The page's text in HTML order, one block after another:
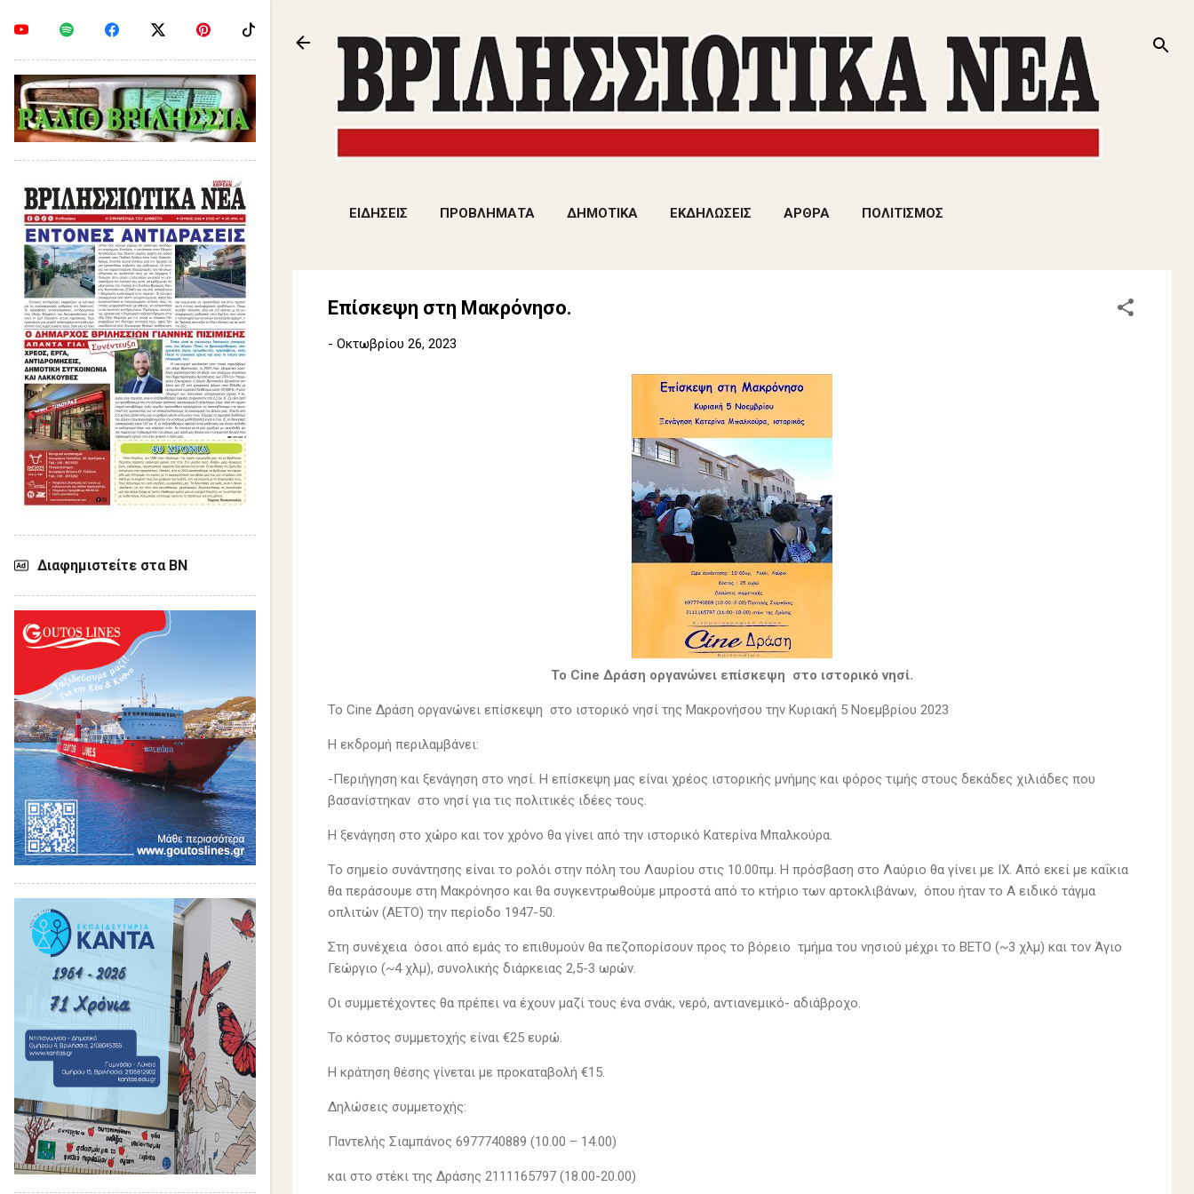
ΕΙΔΗΣΕΙΣ ΠΡΟΒΛΗΜΑΤΑ ΔΗΜΟΤΙΚΑ ΕΚΔΗΛΩΣΕΙΣ ΑΡΘΡΑ ΠΟΛΙΤΙΣΜΟΣ
Επίσκεψη στη Μακρόνησο.
- Οκτωβρίου 26, 2023
Το Cine Δράση οργανώνει επίσκεψη στο ιστορικό νησί.
Το Cine Δράση οργανώνει επίσκεψη στο ιστορικό νησί της Μακρονήσου την Κυριακή 5 Νοεμβρίου 2023
Η εκδρομή περιλαμβάνει:
-Περιήγηση και ξενάγηση στο νησί. Η επίσκεψη μας είναι χρέος ιστορικής μνήμης και φόρος τιμής στους δεκάδες χιλιάδες που
βασανίστηκαν στο νησί για τις πολιτικές ιδέες τους.
Η ξενάγηση στο χώρο και τον χρόνο θα γίνει από την ιστορικό Κατερίνα Μπαλκούρα.
Το σημείο συνάντησης είναι το ρολόι στην πόλη του Λαυρίου στις 10.00πμ. Η πρόσβαση στο Λαύριο θα γίνει με ΙΧ. Από εκεί με καΐκια
θα περάσουμε στη Μακρόνησο και θα συγκεντρωθούμε μπροστά από το κτήριο των αρτοκλιβάνων, όπου ήταν το Α ειδικό τάγμα
οπλιτών (ΑΕΤΟ) την περίοδο 1947-50.
Στη συνέχεια όσοι από εμάς το επιθυμούν θα πεζοπορίσουν προς το βόρειο τμήμα του νησιού μέχρι το ΒΕΤΟ (~3 χλμ) και τον Άγιο
Γεώργιο (~4 χλμ), συνολικής διάρκειας 2,5-3 ωρών.
Οι συμμετέχοντες θα πρέπει να έχουν μαζί τους ένα σνάκ, νερό, αντιανεμικό- αδιάβροχο.
Το κόστος συμμετοχής είναι €25 ευρώ.
Η κράτηση θέσης γίνεται με προκαταβολή €15.
Δηλώσεις συμμετοχής:
Παντελής Σιαμπάνος 6977740889 (10.00 – 14.00)
και στο στέκι της Δράσης 2111165797 (18.00-20.00)
Διαφημιστείτε στα ΒΝ